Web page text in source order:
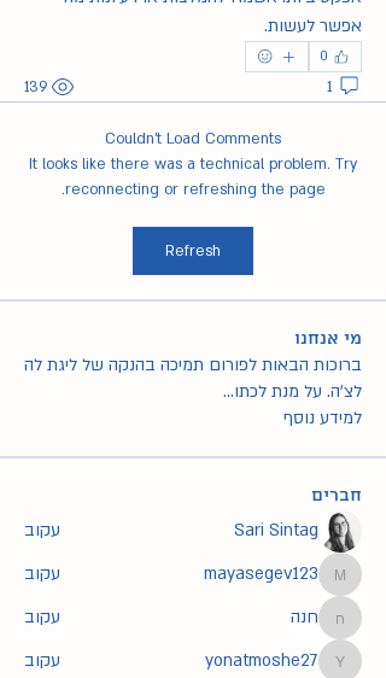
אפשר לעשות.
0
1
139
Couldn’t Load Comments
It looks like there was a technical problem. Try
reconnecting or refreshing the page.
Refresh
מי אנחנו
ברוכות הבאות לפורום תמיכה בהנקה של ליגת לה
לצ'ה. על מנת לכתו...
למידע נוסף
חברים
Sari Sintag עקוב
mayasegev123
mayasegev123 עקוב
חנהחנה עקוב
yonatmoshe27
yonatmoshe27 עקוב